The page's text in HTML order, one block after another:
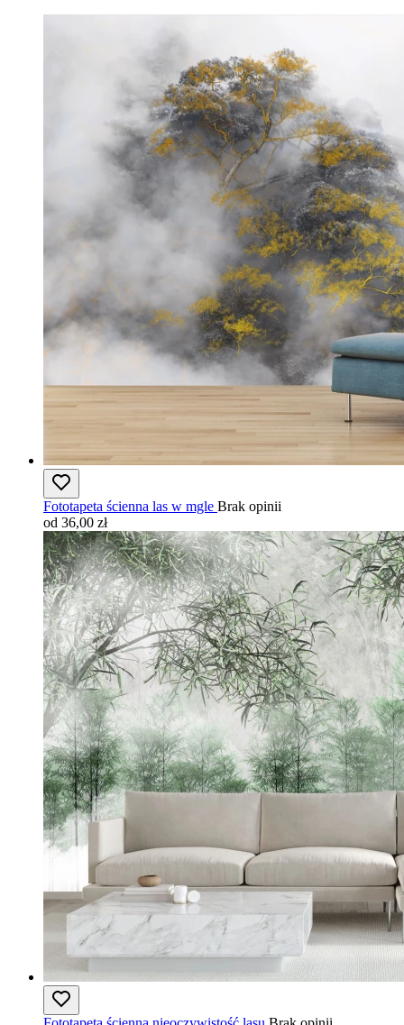
Fototapeta ścienna las w mgle Brak opinii
od 36,00 zł